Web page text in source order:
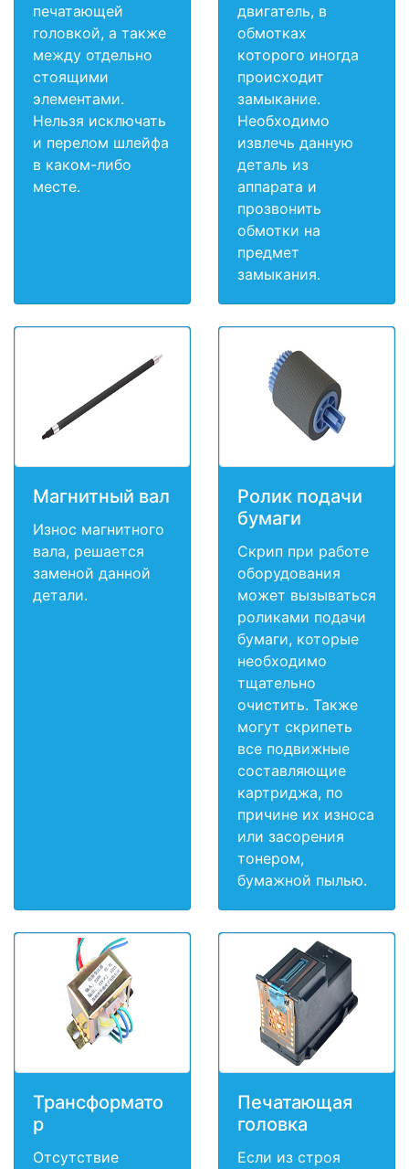
печатающей
головкой, а также
между отдельно
стоящими
элементами.
Нельзя исключать
и перелом шлейфа
в каком-либо
месте.
двигатель, в
обмотках
которого иногда
происходит
замыкание.
Необходимо
извлечь данную
деталь из
аппарата и
прозвонить
обмотки на
предмет
замыкания.
Магнитный вал
Износ магнитного
вала, решается
заменой данной
детали.
Ролик подачи
бумаги
Скрип при работе
оборудования
может вызываться
роликами подачи
бумаги, которые
необходимо
тщательно
очистить. Также
могут скрипеть
все подвижные
составляющие
картриджа, по
причине их износа
или засорения
тонером,
бумажной пылью.
Трансформато
р
Отсутствие
Печатающая
головка
Если из строя